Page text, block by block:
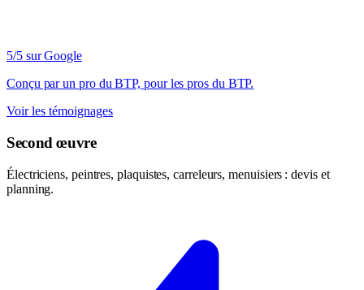
5/5 sur Google
Conçu par un pro du BTP, pour les pros du BTP.
Voir les témoignages
Second œuvre
Électriciens, peintres, plaquistes, carreleurs, menuisiers : devis et
planning.